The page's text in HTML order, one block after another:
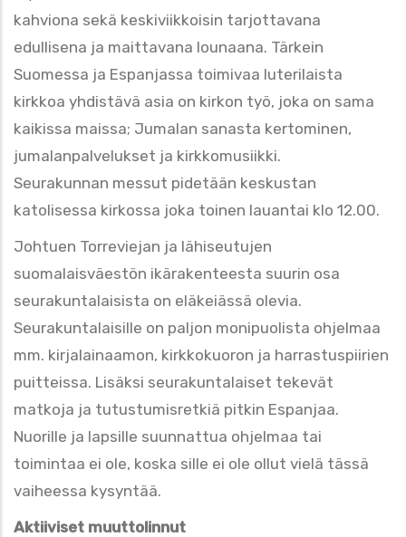
kahviona sekä keskiviikkoisin tarjottavana
edullisena ja maittavana lounaana. Tärkein
Suomessa ja Espanjassa toimivaa luterilaista
kirkkoa yhdistävä asia on kirkon työ, joka on sama
kaikissa maissa; Jumalan sanasta kertominen,
jumalanpalvelukset ja kirkkomusiikki.
Seurakunnan messut pidetään keskustan
katolisessa kirkossa joka toinen lauantai klo 12.00.
Johtuen Torreviejan ja lähiseutujen
suomalaisväestön ikärakenteesta suurin osa
seurakuntalaisista on eläkeiässä olevia.
Seurakuntalaisille on paljon monipuolista ohjelmaa
mm. kirjalainaamon, kirkkokuoron ja harrastuspiirien
puitteissa. Lisäksi seurakuntalaiset tekevät
matkoja ja tutustumisretkiä pitkin Espanjaa.
Nuorille ja lapsille suunnattua ohjelmaa tai
toimintaa ei ole, koska sille ei ole ollut vielä tässä
vaiheessa kysyntää.
Aktiiviset muuttolinnut